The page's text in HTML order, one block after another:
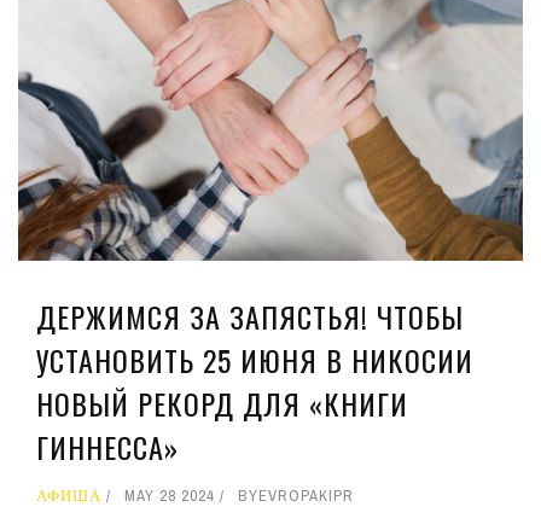
ДЕРЖИМСЯ ЗА ЗАПЯСТЬЯ! ЧТОБЫ
УСТАНОВИТЬ 25 ИЮНЯ В НИКОСИИ
НОВЫЙ РЕКОРД ДЛЯ «КНИГИ
ГИННЕССА»
АФИША MAY 28 2024 BYEVROPAKIPR